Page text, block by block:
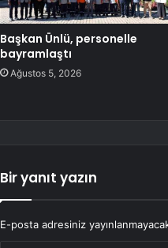
Başkan Ünlü, personelle
bayramlaştı
Ağustos 5, 2026
Bir yanıt yazın
E-posta adresiniz